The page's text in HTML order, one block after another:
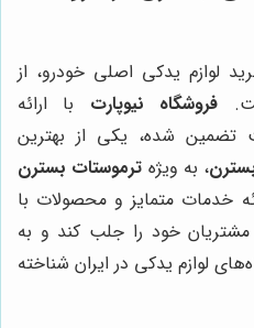
لوازم یدکی اصلی خودرو، از
فروشگاه نیوپارت با ارائه
تضمین شده، یکی از بهترین
، به ویژه ترموستات بسترن
خدمات متمایز و محصولات با
خود را جلب کند و به
لوازم یدکی در ایران شناخته